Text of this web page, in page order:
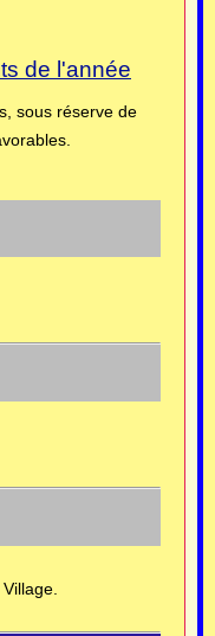
de l'année
sous réserve de